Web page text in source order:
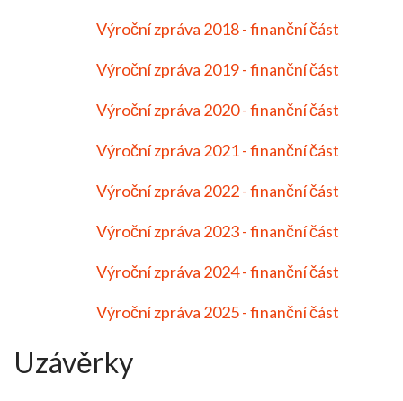
Výroční zpráva 2018 - finanční část
Výroční zpráva 2019 - finanční část
Výroční zpráva 2020 - finanční část
Výroční zpráva 2021 - finanční část
Výroční zpráva 2022 - finanční část
Výroční zpráva 2023 - finanční část
Výroční zpráva 2024 - finanční část
Výroční zpráva 2025 - finanční část
Uzávěrky